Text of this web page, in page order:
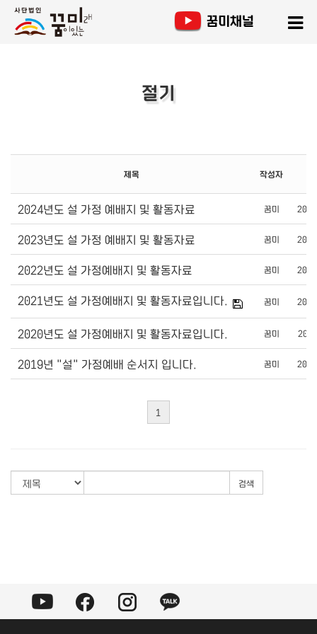
절기
제목 작성자
2024년도 설 가정 예배지 및 활동자료 꿈미
2023년도 설 가정 예배지 및 활동자료 꿈미
2022년도 설 가정예배지 및 활동자료 꿈미
2021년도 설 가정예배지 및 활동자료입니다. 꿈미
2020년도 설 가정예배지 및 활동자료입니다. 꿈미
2019년 "설" 가정예배 순서지 입니다. 꿈미
1
검색